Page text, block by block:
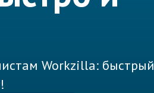
Workzilla: быстрый